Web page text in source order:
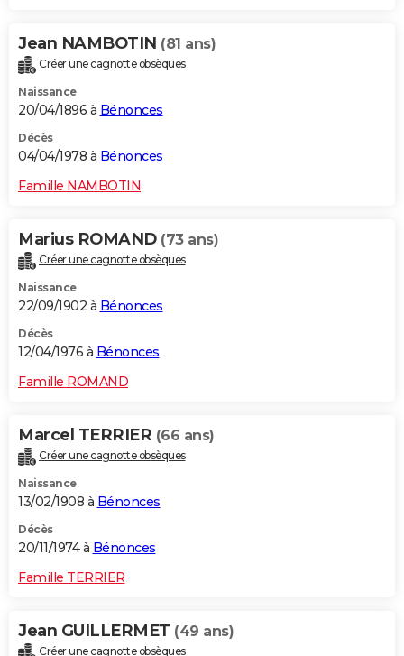
Jean NAMBOTIN (81 ans)
Créer une cagnotte obsèques
Naissance
20/04/1896 à Bénonces
Décès
04/04/1978 à Bénonces
Famille NAMBOTIN
Marius ROMAND (73 ans)
Créer une cagnotte obsèques
Naissance
22/09/1902 à Bénonces
Décès
12/04/1976 à Bénonces
Famille ROMAND
Marcel TERRIER (66 ans)
Créer une cagnotte obsèques
Naissance
13/02/1908 à Bénonces
Décès
20/11/1974 à Bénonces
Famille TERRIER
Jean GUILLERMET (49 ans)
Créer une cagnotte obsèques